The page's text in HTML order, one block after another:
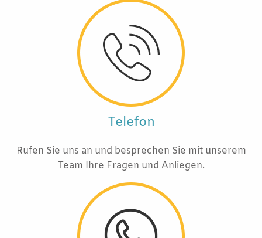
Telefon
Rufen Sie uns an und besprechen Sie mit unserem
Team Ihre Fragen und Anliegen.